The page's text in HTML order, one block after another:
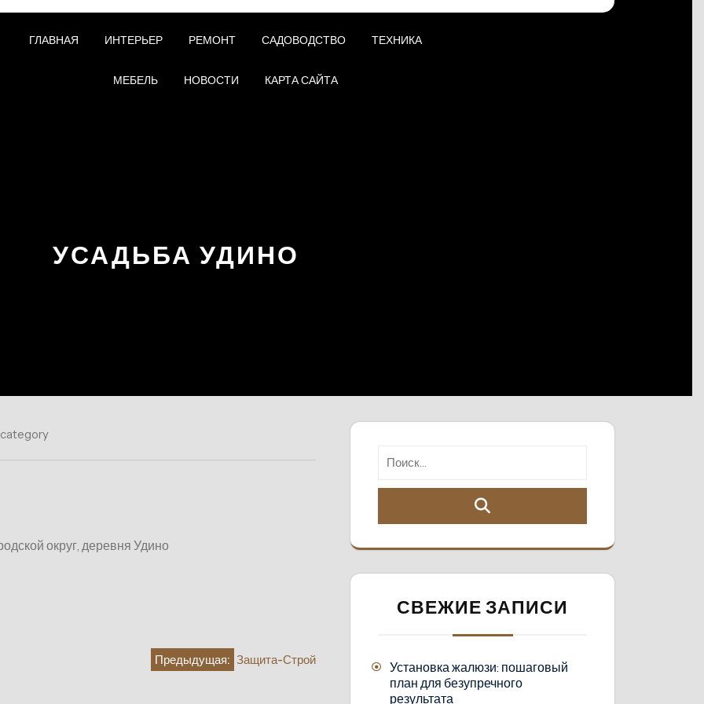
ГЛАВНАЯ ИНТЕРЬЕР РЕМОНТ САДОВОДСТВО ТЕХНИКА
МЕБЕЛЬ НОВОСТИ КАРТА САЙТА
УСАДЬБА УДИНО
category
округ, деревня Удино
Предыдущая: Защита-Строй
СВЕЖИЕ ЗАПИСИ
Установка жалюзи: пошаговый
план для безупречного
результата